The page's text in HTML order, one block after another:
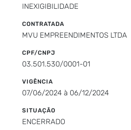
INEXIGIBILIDADE
CONTRATADA
MVU EMPREENDIMENTOS LTDA
CPF/CNPJ
03.501.530/0001-01
VIGÊNCIA
07/06/2024 à 06/12/2024
SITUAÇÃO
ENCERRADO